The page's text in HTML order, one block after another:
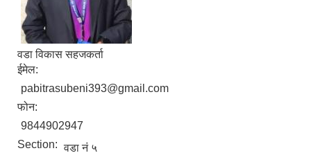
वडा विकास सहजकर्ता
ईमेल:
pabitrasubeni393@gmail.com
फोन:
9844902947
Section: वडा नं ५